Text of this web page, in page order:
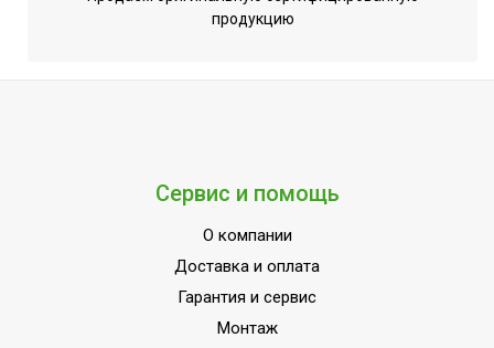
Резьба присоединения
3/4
продукцию
Сервис и помощь
О компании
Доставка и оплата
Гарантия и сервис
Монтаж